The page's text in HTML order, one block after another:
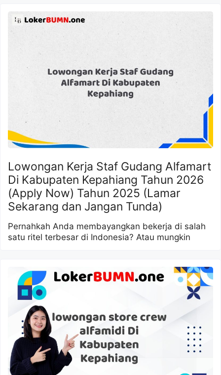
Lowongan Kerja Staf Gudang Alfamart
Di Kabupaten Kepahiang Tahun 2026
(Apply Now) Tahun 2025 (Lamar
Sekarang dan Jangan Tunda)
Pernahkah Anda membayangkan bekerja di salah
satu ritel terbesar di Indonesia? Atau mungkin